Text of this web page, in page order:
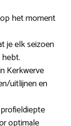
het moment
je elk seizoen
Kerkwerve
uitlijnen en
optimale